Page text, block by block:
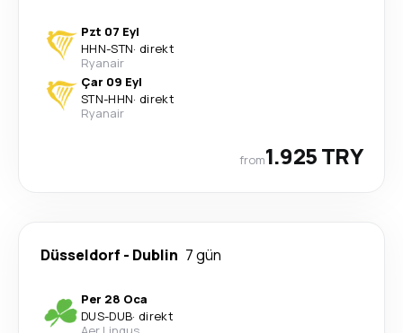
Pzt 07 Eyl
HHN-STN· direkt
Ryanair
Çar 09 Eyl
STN-HHN· direkt
Ryanair
from1.925 TRY
Düsseldorf - Dublin 7 gün
Per 28 Oca
DUS-DUB· direkt